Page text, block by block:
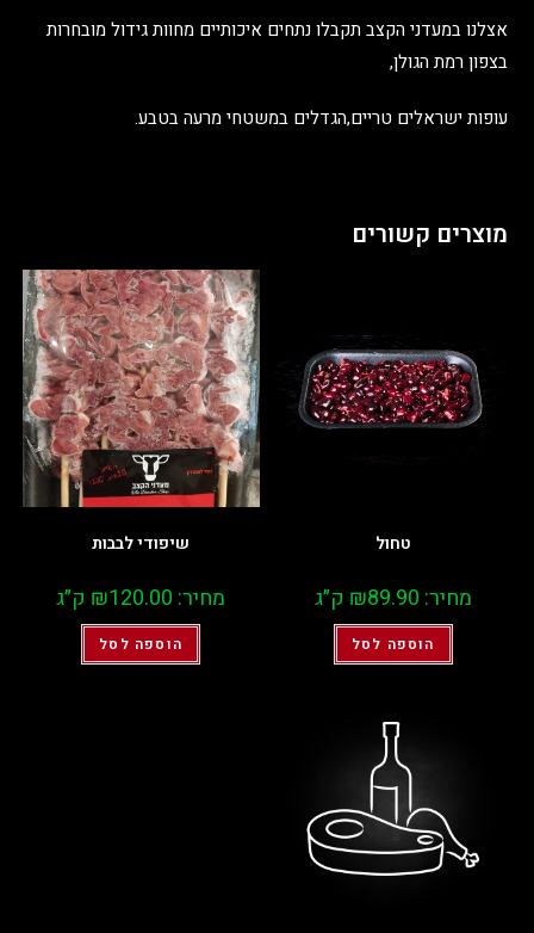
אצלנו במעדני הקצב תקבלו נתחים איכותיים מחוות גידול מובחרות
בצפון רמת הגולן,
עופות ישראלים טריים,הגדלים במשטחי מרעה בטבע.
מוצרים קשורים
טחול
מחיר: ₪89.90 ק״ג
הוספה לסל
שיפודי לבבות
מחיר: ₪120.00 ק״ג
הוספה לסל